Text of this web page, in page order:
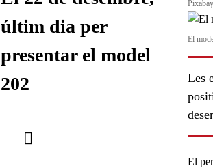
últim dia per
presentar el model
202
Pixabay
El
Les
El